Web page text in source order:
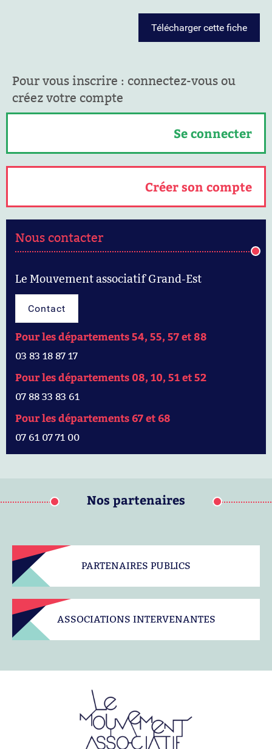
Télécharger cette fiche
Pour vous inscrire : connectez-vous ou
créez votre compte
Se connecter
Créer son compte
Nous contacter
Le Mouvement associatif Grand-Est
Contact
Pour les départements 54, 55, 57 et 88
03 83 18 87 17
Pour les départements 08, 10, 51 et 52
07 88 33 83 61
Pour les départements 67 et 68
07 61 07 71 00
Nos partenaires
PARTENAIRES PUBLICS
ASSOCIATIONS INTERVENANTES